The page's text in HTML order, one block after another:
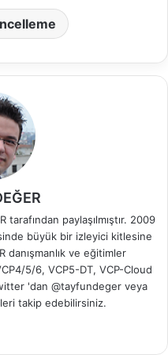
tarafından paylaşılmıştır. 2009
büyük bir izleyici kitlesine
danışmanlık ve eğitimler
5/6, VCP5-DT, VCP-Cloud
'dan @tayfundeger veya
takip edebilirsiniz.